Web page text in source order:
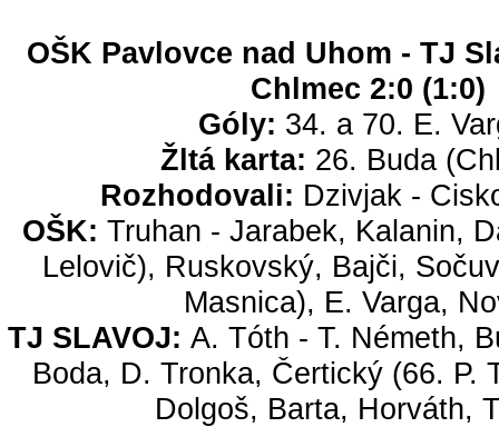
OŠK Pavlovce nad Uhom - TJ
Chlmec 2:0 (1:0)
Góly: 34. a 70. E.
Žltá karta: 26. Buda
Rozhodovali: Dzivjak -
OŠK: Truhan - Jarabek, Kalanin,
Lelovič), Ruskovský, Bajči,
Masnica), E. Varga,
TJ SLAVOJ: A. Tóth - T. Németh,
Boda, D. Tronka, Čertický (66. P.
Dolgoš, Barta, Horváth,